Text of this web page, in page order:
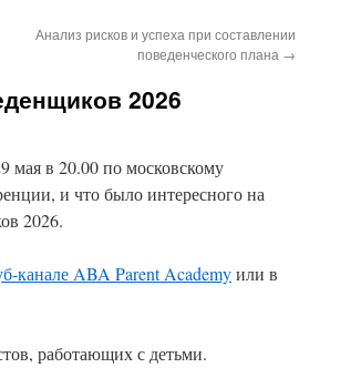
Анализ рисков и успеха при составлении
поведенческого плана →
2026
в 20.00 по московскому
и что было интересного на
2026.
канале ABA Parent Academyили в
работающих с детьми.